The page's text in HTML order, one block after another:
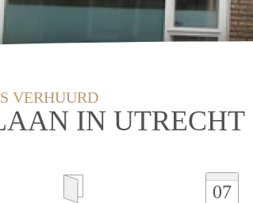
VERHUURD
IN UTRECHT
07